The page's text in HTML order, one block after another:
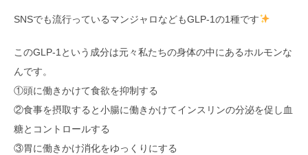
SNSでも流行っているマンジャロなどもGLP-1の1種です
このGLP-1という成分は元々私たちの身体の中にあるホルモンな
んです。
①頭に働きかけて食欲を抑制する
②食事を摂取すると小腸に働きかけてインスリンの分泌を促し血
糖とコントロールする
③胃に働きかけ消化をゆっくりにする